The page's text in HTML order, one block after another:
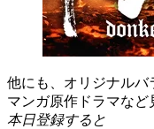
他にも、オリジナルバ
マンガ原作ドラマなど
本日登録すると